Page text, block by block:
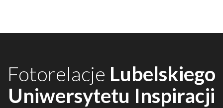
Fotorelacje Lubelskiego
Uniwersytetu Inspiracji